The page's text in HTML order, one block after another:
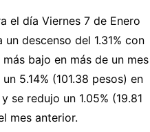
el día Viernes 7 de Enero
descenso del 1.31% con
bajo en más de un mes
5.14% (101.38 pesos) en
se redujo un 1.05% (19.81
mes anterior.